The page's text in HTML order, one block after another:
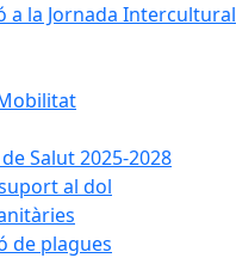
a la Jornada Intercultural
Salut 2025-2028
al dol
de plagues